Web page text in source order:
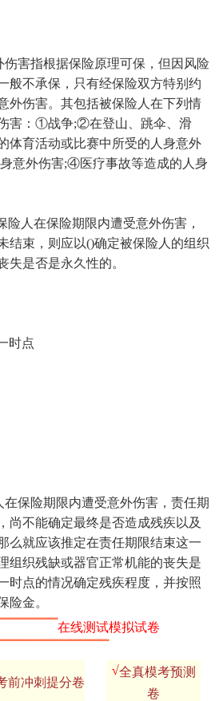
害指根据保险原理可保，但因风险
般不承保，只有经保险双方特别约
外伤害。其包括被保险人在下列情
害：①战争;②在登山、跳伞、滑
体育活动或比赛中所受的人身意外
意外伤害;④医疗事故等造成的人身
人在保险期限内遭受意外伤害，
结束，则应以()确定被保险人的组织
失是否是永久性的。
时点
险期限内遭受意外伤害，责任期
尚不能确定最终是否造成残疾以及
么就应该推定在责任期限结束这一
组织残缺或器官正常机能的丧失是
时点的情况确定残疾程度，并按照
险金。
在线测试模拟试卷
前冲刺提分卷
√全真模考预测
卷